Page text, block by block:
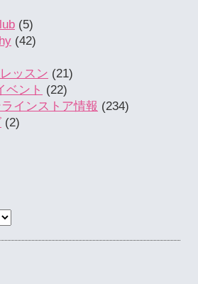
(5)
(42)
ッスン (21)
ベント (22)
インストア情報 (234)
(2)